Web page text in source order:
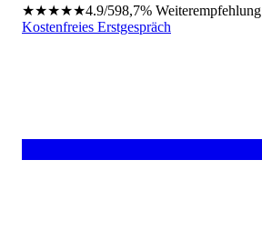
★★★★★4.9/598,7% Weiterempfehlung
Kostenfreies Erstgespräch